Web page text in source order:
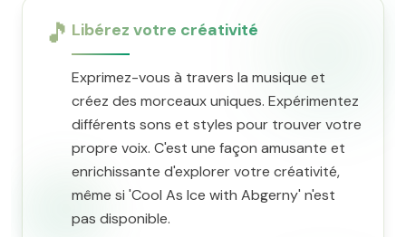
🎵 Libérez votre créativité
Exprimez-vous à travers la musique et
créez des morceaux uniques. Expérimentez
différents sons et styles pour trouver votre
propre voix. C'est une façon amusante et
enrichissante d'explorer votre créativité,
même si 'Cool As Ice with Abgerny' n'est
pas disponible.